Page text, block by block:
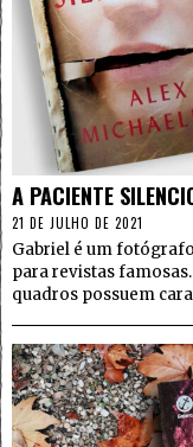
A PACIENTE
21 DE JULHO DE 2021
Gabriel é um
para revistas
quadros possuem